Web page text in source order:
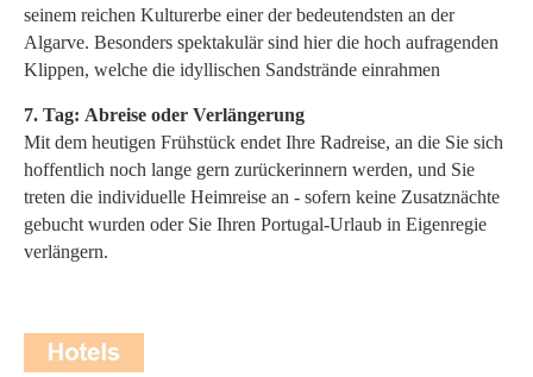
seinem reichen Kulturerbe einer der bedeutendsten an der
Algarve. Besonders spektakulär sind hier die hoch aufragenden
Klippen, welche die idyllischen Sandstrände einrahmen
7. Tag: Abreise oder Verlängerung
Mit dem heutigen Frühstück endet Ihre Radreise, an die Sie sich
hoffentlich noch lange gern zurückerinnern werden, und Sie
treten die individuelle Heimreise an - sofern keine Zusatznächte
gebucht wurden oder Sie Ihren Portugal-Urlaub in Eigenregie
verlängern.